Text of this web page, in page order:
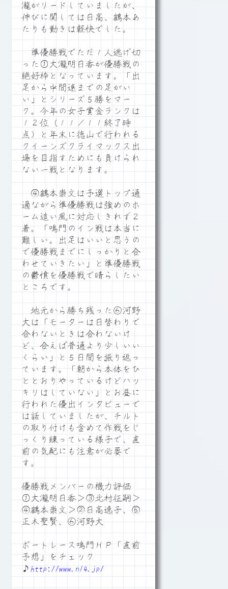
瀧がリードしていましたが、
伸びに関しては日高、鶴本あ
たりも動きは軽快でした。
準優勝戦でただ１人逃げ切
った①大瀧明日香が優勝戦の
絶好枠となっています。「出
足から中間速までの足がい
い」とシリーズ５勝をマー
ク。今年の女子賞金ランクは
１２位（１１／１１終了時
点）と年末に徳山で行われる
クイーンズクライマックス出
場を目指すためにも負けられ
ない一戦となります。
④鶴本崇文は予選トップ通
過ながら準優勝戦は強めのホ
ーム追い風に対応しきれず２
着。「鳴門のイン戦は本当に
難しい。出足はいいと思うの
で優勝戦までにしっかりと合
わせていきたい」と準優勝戦
の鬱憤を優勝戦で晴らしたい
ところです。
地元から勝ち残った⑥河野
大は「モーターは日替わりで
合わないときは合わないけ
ど、合えば普通より少しいい
くらい」と５日間を振り返っ
ています。「朝から本体をひ
ととおりやっているけどハッ
キリはしていない」とお昼に
行われた優出インタビューで
は話していましたが、チルト
の取り付けも含めて作戦をじ
っくり練っている様子で、直
前の気配にも注意が必要で
す。
優勝戦メンバーの機力評価
①大瀧明日香＞③北村征嗣＞
④鶴本崇文＞②日高逸子、⑤
正木聖賢、⑥河野大
ボートレース鳴門ＨＰ「直前
予想」をチェック
♪http://www.n14.jp/